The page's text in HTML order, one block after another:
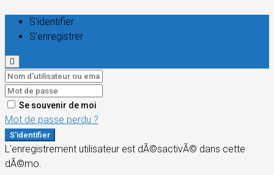
S'identifier
S'enregistrer
Se souvenir de moi
Mot de passe perdu ?
S'identifier
L'enregistrement utilisateur est dÃ©sactivÃ© dans cette
dÃ©mo.